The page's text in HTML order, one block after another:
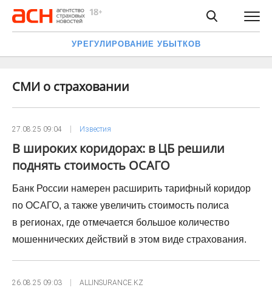
УРЕГУЛИРОВАНИЕ УБЫТКОВ
СМИ о страховании
27.08.25 09:04 Известия
В широких коридорах: в ЦБ решили
поднять стоимость ОСАГО
Банк России намерен расширить тарифный коридор
по ОСАГО, а также увеличить стоимость полиса
в регионах, где отмечается большое количество
мошеннических действий в этом виде страхования.
26.08.25 09:03 ALLINSURANCE.KZ